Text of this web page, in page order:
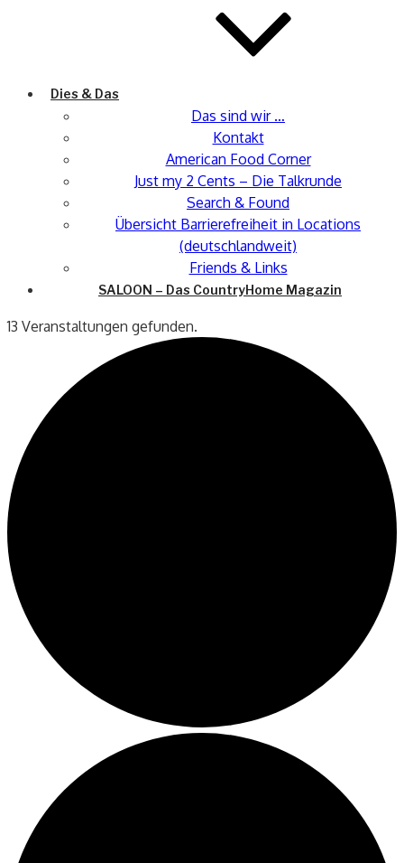
Dies & Das
Das sind wir …
Kontakt
American Food Corner
Just my 2 Cents – Die Talkrunde
Search & Found
Übersicht Barrierefreiheit in Locations
(deutschlandweit)
Friends & Links
SALOON – Das CountryHome Magazin
13 Veranstaltungen gefunden.